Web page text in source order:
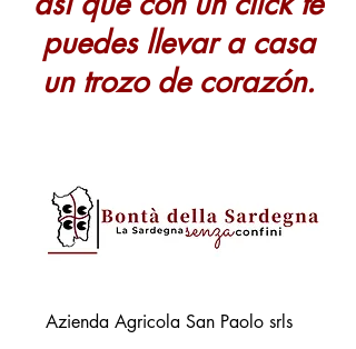
puedes llevar a casa
un trozo de corazón.
Azienda Agricola San Paolo srls